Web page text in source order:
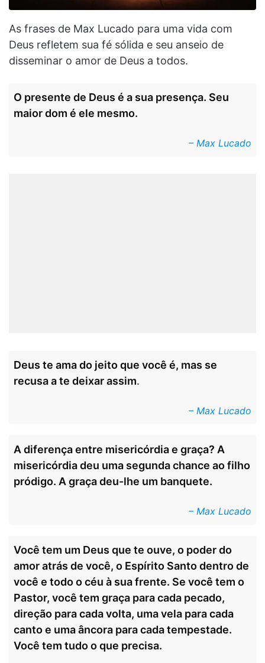
As frases de Max Lucado para uma vida com
Deus refletem sua fé sólida e seu anseio de
disseminar o amor de Deus a todos.
O presente de Deus é a sua presença. Seu
maior dom é ele mesmo.
– Max Lucado
Deus te ama do jeito que você é, mas se
recusa a te deixar assim.
– Max Lucado
A diferença entre misericórdia e graça? A
misericórdia deu uma segunda chance ao filho
pródigo. A graça deu-lhe um banquete.
– Max Lucado
Você tem um Deus que te ouve, o poder do
amor atrás de você, o Espírito Santo dentro de
você e todo o céu à sua frente. Se você tem o
Pastor, você tem graça para cada pecado,
direção para cada volta, uma vela para cada
canto e uma âncora para cada tempestade.
Você tem tudo o que precisa.